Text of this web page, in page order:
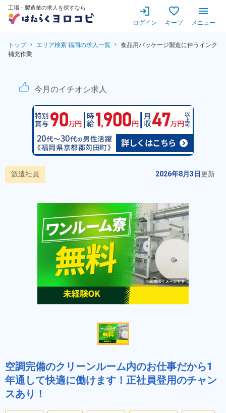
工場・製造業の求人を探すなら
ログイン キープ メニュー
トップ エリア検索 福岡の求人一覧
食品用パッケージ製造に伴うインク
補充作業
食品用パッケージ製造に伴
今月のイチオシ求人
派遣社員 2026年8月3日更新
空調完備のクリーンルーム内のお仕事だから1
年通して快適に働けます！正社員登用のチャン
スあり！